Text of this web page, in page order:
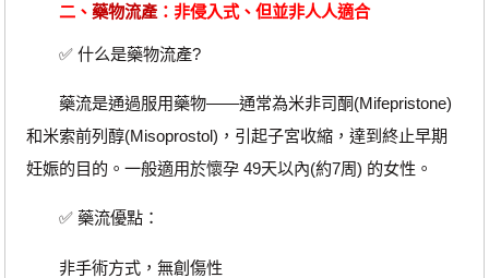
二、 藥物流產：非侵入式、但並非人人適合
✅ 什么是藥物流產?
藥流是通過服用藥物——通常為米非司酮(Mifepristone)
和米索前列醇(Misoprostol)，引起子宮收縮，達到終止早期
妊娠的目的。一般適用於懷孕 49天以內(約7周) 的女性。
✅ 藥流優點：
非手術方式，無創傷性